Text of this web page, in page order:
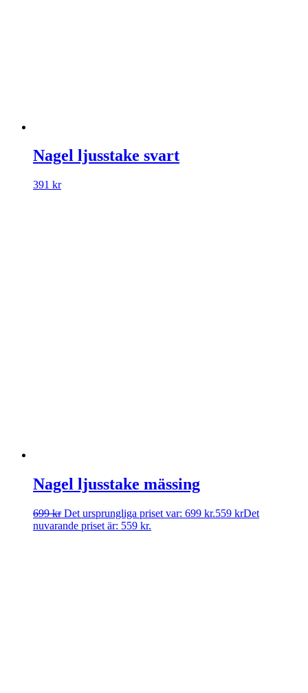
Nagel ljusstake svart
391 kr
Nagel ljusstake mässing
699kr Det ursprungliga priset var: 699 kr.559 krDet
nuvarande priset är: 559 kr.